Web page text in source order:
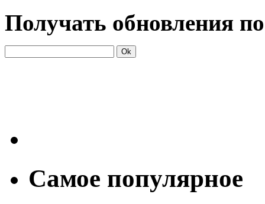
Получать обновления
Самое популярное